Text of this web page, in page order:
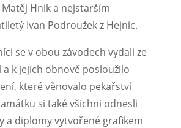
Hnik a nejstarším
Ivan Podroužek z Hejnic.
se v obou závodech vydali ze
a k jejich obnově posloužilo
které věnovalo pekařství
si také všichni odnesli
a diplomy vytvořené grafikem